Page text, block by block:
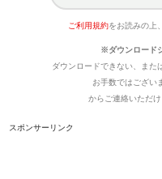
ご利用規約をお読みの上
※ダウンロード
ダウンロードできない、また
お手数ではござい
からご連絡いただ
スポンサーリンク